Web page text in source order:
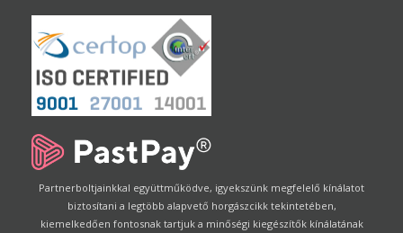
Partnerboltjainkkal együttműködve, igyekszünk megfelelő kínálatot
biztosítani a legtöbb alapvető horgászcikk tekintetében,
kiemelkedően fontosnak tartjuk a minőségi kiegészítők kínálatának